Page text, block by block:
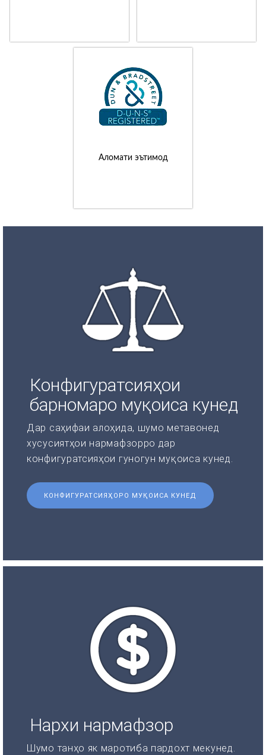
Аломати эътимод
Конфигуратсияҳои
барномаро муқоиса кунед
Дар саҳифаи алоҳида, шумо метавонед
хусусиятҳои нармафзорро дар
конфигуратсияҳои гуногун муқоиса кунед.
КОНФИГУРАТСИЯҲОРО МУҚОИСА КУНЕД
Нархи нармафзор
Шумо танҳо як маротиба пардохт мекунед.